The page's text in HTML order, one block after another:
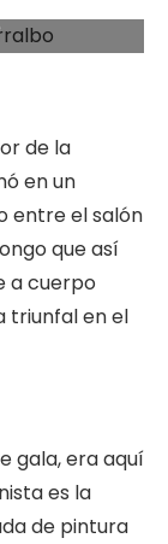
de la
en un
entre el salón
que así
a cuerpo
triunfal en el
gala, era aquí
es la
de pintura